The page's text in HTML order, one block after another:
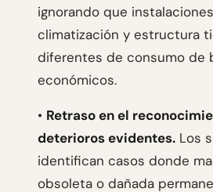
ignorando que
climatización y estructura
diferentes de consumo de
económicos.
• Retraso en el
deterioros evidentes. Los
identifican casos donde
obsoleta o dañada